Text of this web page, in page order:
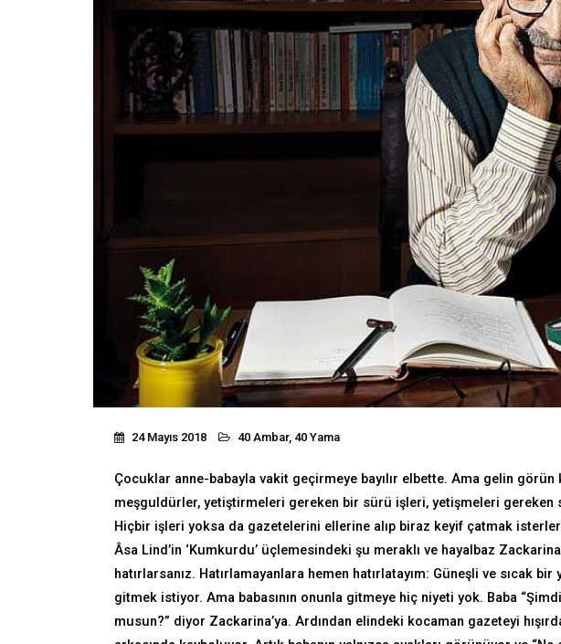
24 Mayıs 2018 40 Ambar, 40 Yama
Çocuklar anne-babayla vakit geçirmeye bayılır elbette. Ama gelin
meşguldürler, yetiştirmeleri gereken bir sürü işleri, yetişmeleri gereken
Hiçbir işleri yoksa da gazetelerini ellerine alıp biraz keyif çatmak
Âsa Lind’in ‘Kumkurdu’ üçlemesindeki şu meraklı ve hayalbaz
hatırlarsanız. Hatırlamayanlara hemen hatırlatayım: Güneşli ve sıcak
gitmek istiyor. Ama babasının onunla gitmeye hiç niyeti yok. Baba
musun?” diyor Zackarina’ya. Ardından elindeki kocaman gazeteyi